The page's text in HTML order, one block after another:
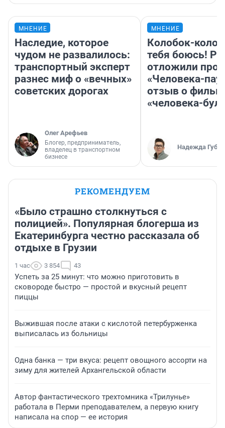
МНЕНИЕ
Наследие, которое
чудом не развалилось:
транспортный эксперт
разнес миф о «вечных»
советских дорогах
Олег Арефьев
Блогер, предприниматель,
владелец в транспортном
бизнесе
МНЕНИЕ
Колобок-
тебя боюсь!
отложили
«Человека-
отзыв о
«человека-
Надежда
РЕКОМЕНДУЕМ
«Было страшно столкнуться с
полицией». Популярная блогерша из
Екатеринбурга честно рассказала об
отдыхе в Грузии
1 час 3 854 43
Успеть за 25 минут: что можно приготовить в
сковороде быстро — простой и вкусный рецепт
пиццы
Выжившая после атаки с кислотой петербурженка
выписалась из больницы
Одна банка — три вкуса: рецепт овощного ассорти на
зиму для жителей Архангельской области
Автор фантастического трехтомника «Трилунье»
работала в Перми преподавателем, а первую книгу
написала на спор — ее история